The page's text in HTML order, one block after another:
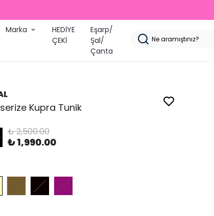
Marka
HEDİYE
ÇEKİ
Eşarp/
Şal/
Çanta
Kupra Tunik
₺ 2,500.00
₺ 1,990.00